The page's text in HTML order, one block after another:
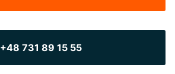
+48 731 89 15 55